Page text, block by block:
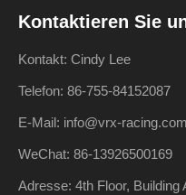
Kontaktieren Sie
Kontakt: Cindy Lee
Telefon: 86-755-84152087
E-Mail: info@vrx-racing.com
WeChat: 86-13926500169
Adresse: 4th Floor, Building